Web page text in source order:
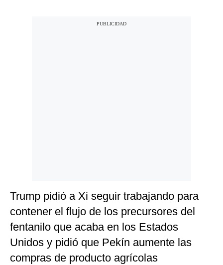
Trump pidió a Xi seguir trabajando para
contener el flujo de los precursores del
fentanilo que acaba en los Estados
Unidos y pidió que Pekín aumente las
compras de producto agrícolas